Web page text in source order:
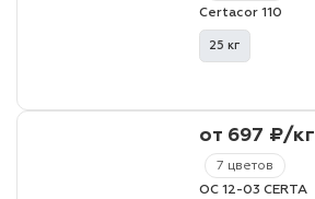
Certacor 110
25 кг
7 цветов
от 697 ₽/кг
ОС 12-03 CERTA